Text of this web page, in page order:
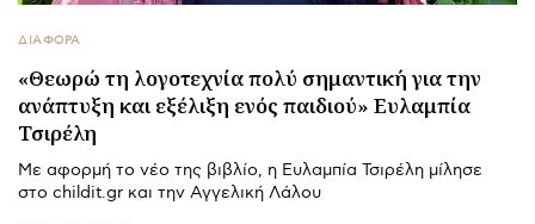
ΔΙΑΦΟΡΑ
«Θεωρώ τη λογοτεχνία πολύ σημαντική για την
ανάπτυξη και εξέλιξη ενός παιδιού» Ευλαμπία
Τσιρέλη
Με αφορμή το νέο της βιβλίο, η Ευλαμπία Τσιρέλη μίλησε
στο childit.gr και την Αγγελική Λάλου